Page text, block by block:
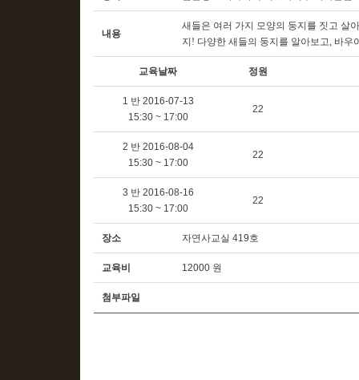
내용
새들은 여러 가지 모양의 둥지를 짓고 살
지 ! 다양한 새들의 둥지를 알아보고, 바우
교육날짜 정원
1 반 2016-07-13
15:30 ~ 17:00
22
2 반 2016-08-04
15:30 ~ 17:00
22
3 반 2016-08-16
15:30 ~ 17:00
22
장소 자연사교실 419호
교육비 12000 원
첨부파일